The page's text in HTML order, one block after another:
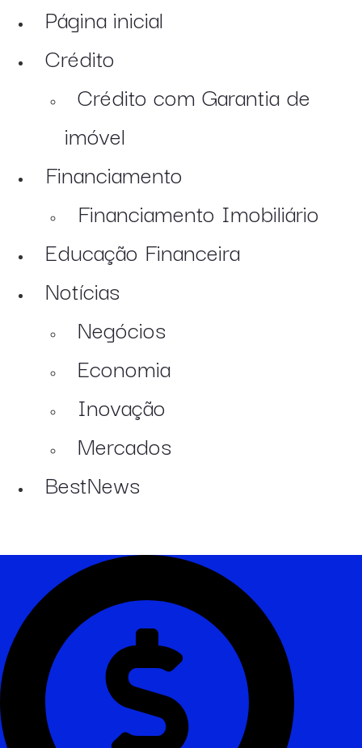
Página inicial
Crédito
Crédito com Garantia de
imóvel
Financiamento
Financiamento Imobiliário
Educação Financeira
Notícias
Negócios
Economia
Inovação
Mercados
BestNews